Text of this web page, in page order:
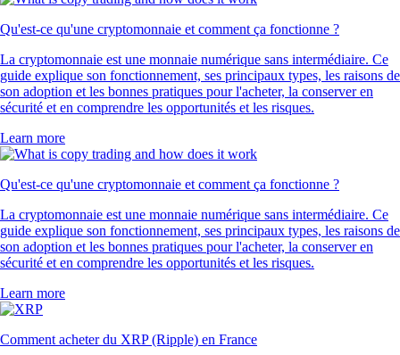
Qu'est-ce qu'une cryptomonnaie et comment ça fonctionne ?
La cryptomonnaie est une monnaie numérique sans intermédiaire. Ce
guide explique son fonctionnement, ses principaux types, les raisons de
son adoption et les bonnes pratiques pour l'acheter, la conserver en
sécurité et en comprendre les opportunités et les risques.
Learn more
Qu'est-ce qu'une cryptomonnaie et comment ça fonctionne ?
La cryptomonnaie est une monnaie numérique sans intermédiaire. Ce
guide explique son fonctionnement, ses principaux types, les raisons de
son adoption et les bonnes pratiques pour l'acheter, la conserver en
sécurité et en comprendre les opportunités et les risques.
Learn more
Comment acheter du XRP (Ripple) en France